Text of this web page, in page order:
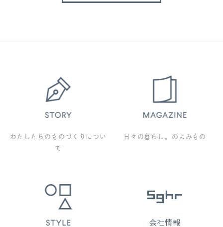
わたしたちのものづくりについ
て
日々の暮らし。のよみもの